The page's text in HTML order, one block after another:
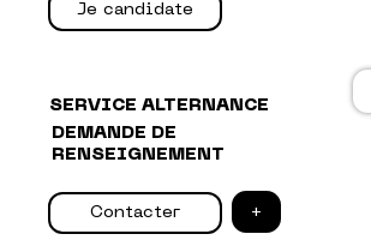
Je candidate
DEMANDE DE
RENSEIGNEMENT
SERVICE ALTERNANCE
Contacter +